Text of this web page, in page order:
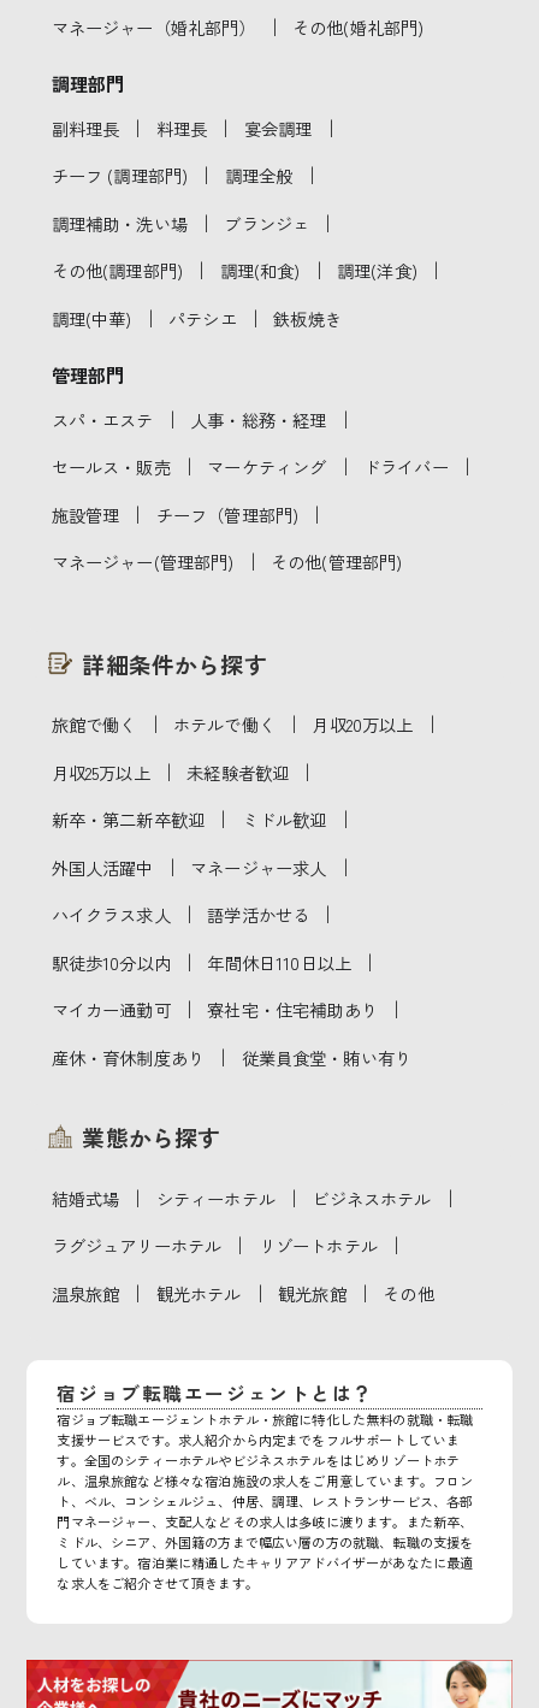
マネージャー（婚礼部門） ｜ その他(婚礼部門)
調理部門
副料理長 ｜ 料理長 ｜ 宴会調理 ｜
チーフ (調理部門) ｜ 調理全般 ｜
調理補助・洗い場 ｜ ブランジェ ｜
その他(調理部門) ｜ 調理(和食) ｜ 調理(洋食) ｜
調理(中華) ｜ パテシエ ｜ 鉄板焼き
管理部門
スパ・エステ ｜ 人事・総務・経理 ｜
セールス・販売 ｜ マーケティング ｜ ドライバー ｜
施設管理 ｜ チーフ（管理部門) ｜
マネージャー(管理部門) ｜ その他(管理部門)
詳細条件から探す
旅館で働く ｜ ホテルで働く ｜ 月収20万以上 ｜
月収25万以上 ｜ 未経験者歓迎 ｜
新卒・第二新卒歓迎 ｜ ミドル歓迎 ｜
外国人活躍中 ｜ マネージャー求人 ｜
ハイクラス求人 ｜ 語学活かせる ｜
駅徒歩10分以内 ｜ 年間休日110日以上 ｜
マイカー通勤可 ｜ 寮社宅・住宅補助あり ｜
産休・育休制度あり ｜ 従業員食堂・賄い有り
業態から探す
結婚式場 ｜ シティーホテル ｜ ビジネスホテル ｜
ラグジュアリーホテル ｜ リゾートホテル ｜
温泉旅館 ｜ 観光ホテル ｜ 観光旅館 ｜ その他
宿ジョブ転職エージェントとは？
宿ジョブ転職エージェントホテル・旅館に特化した無料の就職・転職
支援サービスです。求人紹介から内定までをフルサポートしていま
す。全国のシティーホテルやビジネスホテルをはじめリゾートホテ
ル、温泉旅館など様々な宿泊施設の求人をご用意しています。フロン
ト、ベル、コンシェルジュ、仲居、調理、レストランサービス、各部
門マネージャー、支配人などその求人は多岐に渡ります。また新卒、
ミドル、シニア、外国籍の方まで幅広い層の方の就職、転職の支援を
しています。宿泊業に精通したキャリアアドバイザーがあなたに最適
な求人をご紹介させて頂きます。